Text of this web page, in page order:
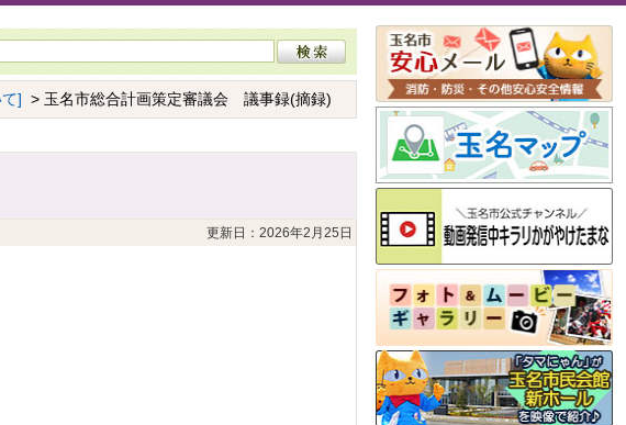
] > 玉名市総合計画策定審議会 議事録(摘録)
更新日：2026年2月25日